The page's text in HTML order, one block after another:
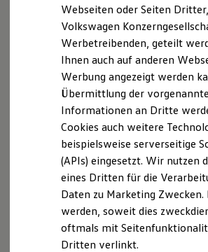
Volkswagen Kollektion
R-Kollektion
GTI Kollektion
Fußball Drop
we drive football
#wedriveproud
Besitzer und Service
myVolkswagen
Software Updates
Service und Ersatzteile
Inspektion und HU/AU
Reparaturen und Checks
Motorenöl und
Räder und Reifen
Pannen- und Unfallhilfe
Economy Service
Volkswagen Teile
Zubehör
Modellspezifisches
Felgenarten
Webseiten oder Seiten
Volkswagen
Werbetreibenden, geteilt
Ihnen auch auf anderen
Werbung angezeigt werden
Übermittlung der
Informationen an Dritte
Cookies auch weitere
beispielsweise serverseitige
(APIs) eingesetzt. Wir nutzen
eines Dritten für die
Daten zu Marketing Zwecken.
werden, soweit dies
oftmals mit
Dritten verlinkt.